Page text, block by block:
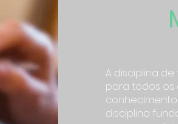
A disciplina
para todos os
disciplina